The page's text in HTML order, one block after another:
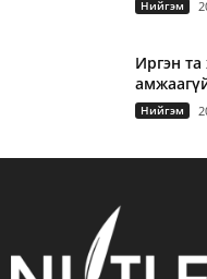
Нийгэм
Иргэн та
Нийгэм